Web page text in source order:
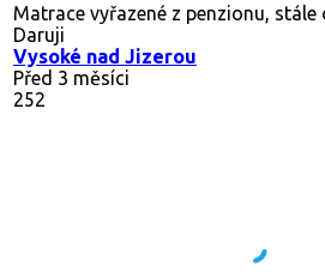
Matrace vyřazené z penzionu,
Daruji
Vysoké nad Jizerou
Před 3 měsíci
252